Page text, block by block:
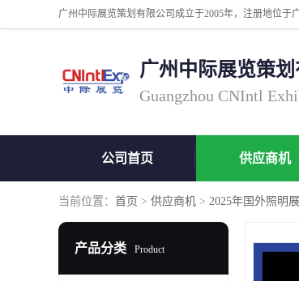
广州中际展览策划
Guangzhou CNIntl
公司首页 供应商机
当前位置： 首页 > 供应商机 > 2025年国外照明展
产品分类 Product